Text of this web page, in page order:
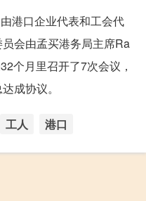
口企业代表和工会代
会由孟买港务局主席Ra
个月里召开了7次会议，
成协议。
工人 港口